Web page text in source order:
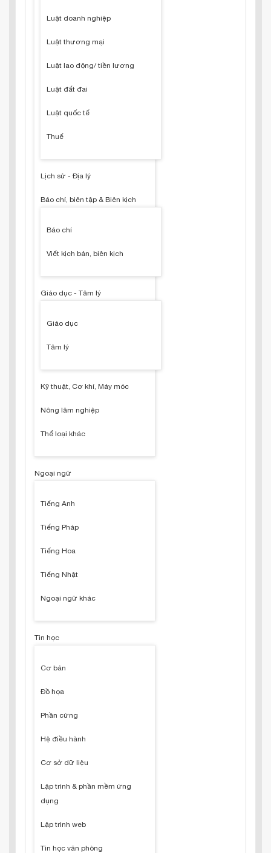
Luật doanh nghiệp
Luật thương mại
Luật lao động/ tiền lương
Luật đất đai
Luật quốc tế
Thuế
Lịch sử - Địa lý
Báo chí, biên tập & Biên kịch
Báo chí
Viết kịch bản, biên kịch
Giáo dục - Tâm lý
Giáo dục
Tâm lý
Kỹ thuật, Cơ khí, Máy móc
Nông lâm nghiệp
Thể loại khác
Ngoại ngữ
Tiếng Anh
Tiếng Pháp
Tiếng Hoa
Tiếng Nhật
Ngoại ngữ khác
Tin học
Cơ bản
Đồ họa
Phần cứng
Hệ điều hành
Cơ sở dữ liệu
Lập trình & phần mềm ứng
dụng
Lập trình web
Tin học văn phòng